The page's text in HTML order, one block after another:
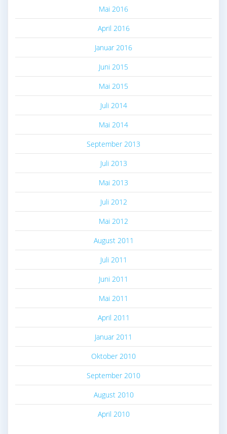
Mai 2016
April 2016
Januar 2016
Juni 2015
Mai 2015
Juli 2014
Mai 2014
September 2013
Juli 2013
Mai 2013
Juli 2012
Mai 2012
August 2011
Juli 2011
Juni 2011
Mai 2011
April 2011
Januar 2011
Oktober 2010
September 2010
August 2010
April 2010